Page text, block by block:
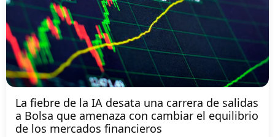
La fiebre de la IA desata una carrera de salidas
a Bolsa que amenaza con cambiar el equilibrio
de los mercados financieros